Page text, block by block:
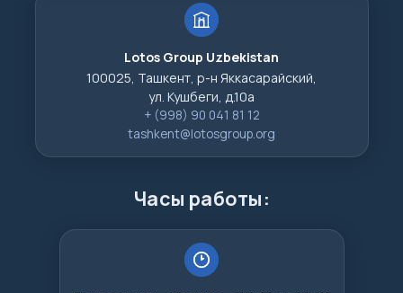
Lotos Group Uzbekistan
100025, Ташкент, р-н Яккасарайский,
ул. Кушбеги, д.10а
+ (998) 90 041 81 12
tashkent@lotosgroup.org
Часы работы: